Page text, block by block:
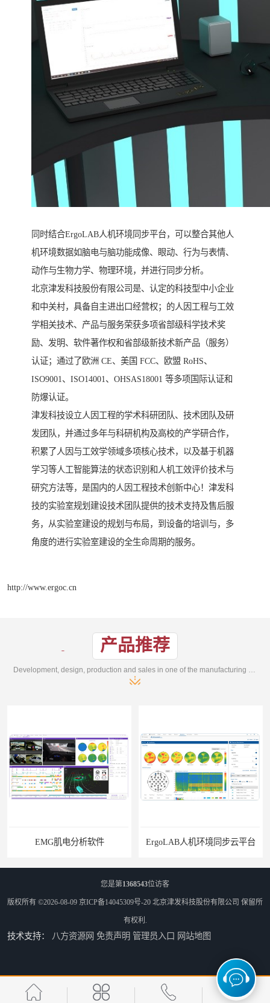
同时结合ErgoLAB人机环境同步平台，可以整合其他人
机环境数据如脑电与脑功能成像、眼动、行为与表情、
动作与生物力学、物理环境，并进行同步分析。
北京津发科技股份有限公司是、认定的科技型中小企业
和中关村，具备自主进出口经营权；的人因工程与工效
学相关技术、产品与服务荣获多项省部级科学技术奖
励、发明、软件著作权和省部级新技术新产品（服务）
认证；通过了欧洲 CE、美国 FCC、欧盟 RoHS、
ISO9001、ISO14001、OHSAS18001 等多项国际认证和
防爆认证。
津发科技设立人因工程的学术科研团队、技术团队及研
发团队，并通过多年与科研机构及高校的产学研合作，
积累了人因与工效学领域多项核心技术，以及基于机器
学习等人工智能算法的状态识别和人机工效评价技术与
研究方法等，是国内的人因工程技术创新中心！津发科
技的实验室规划建设技术团队提供的技术支持及售后服
务，从实验室建设的规划与布局，到设备的培训与，多
角度的进行实验室建设的全生命周期的服务。
http://www.ergoc.cn
产品推荐
Development, design, production and sales in one of the manufacturing enterprises
ErgoLAB人机环境同步云平台
OMS材料物理光学属性测量仪 ErgoSIM人体振动工效学分析系统
您是第1368543位访客
版权所有 ©2026-08-09 京ICP备14045309号-20 北京津发科技股份有限公司 保留所
有权利.
技术支持： 八方资源网 免责声明 管理员入口 网站地图